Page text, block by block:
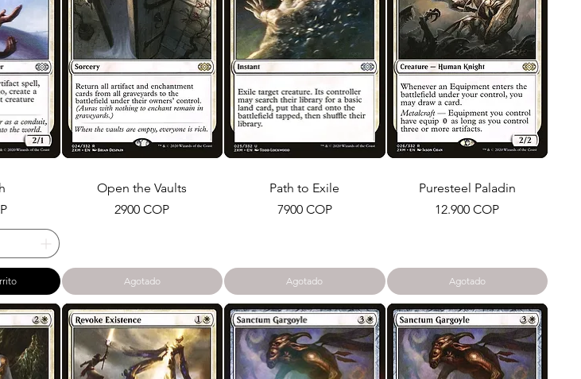
Open the Vaults
Precio
2900 COP
Agotado
Path to Exile
Precio
7900 COP
Agotado
Puresteel Paladin
Precio
12.900 COP
Agotado